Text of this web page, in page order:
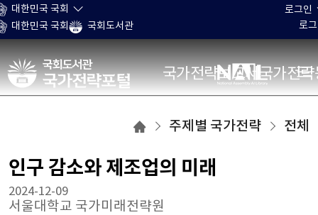
본문 바로가기
대한민국 국회
대한민국 국회
국회도서관
로그인
로
국가전략포털 국가전략보고서 국가전
주제별
목록으로
이동
주제별 국가전략 전체
인구 감소와 제조업의 미래
서울대학교 국가미래전략원
2024-12-09